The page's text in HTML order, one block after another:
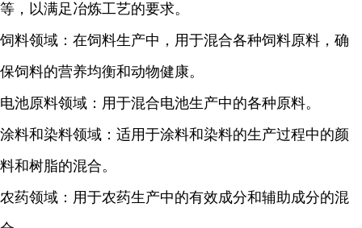
等，以满足冶炼工艺的要求。
饲料领域：在饲料生产中，用于混合各种饲料原料，确
保饲料的营养均衡和动物健康。
电池原料领域：用于混合电池生产中的各种原料。
涂料和染料领域：适用于涂料和染料的生产过程中的颜
料和树脂的混合。
农药领域：用于农药生产中的有效成分和辅助成分的混